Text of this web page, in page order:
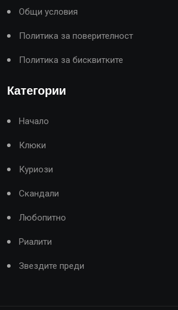
Общи условия
Политика за поверителност
Политика за бисквитките
Категории
Начало
Клюки
Куриози
Скандали
Любопитно
Риалити
Звездите преди